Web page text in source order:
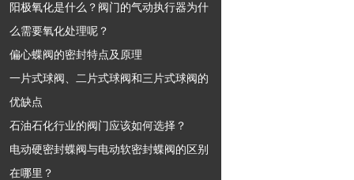
阳极氧化是什么？阀门的气动执行器为什
么需要氧化处理呢？
偏心蝶阀的密封特点及原理
一片式球阀、二片式球阀和三片式球阀的
优缺点
石油石化行业的阀门应该如何选择？
电动硬密封蝶阀与电动软密封蝶阀的区别
在哪里？